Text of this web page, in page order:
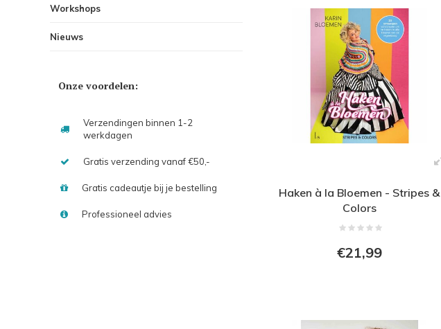
Workshops
Nieuws
Onze voordelen:
Verzendingen binnen 1-2
werkdagen
Gratis verzending vanaf €50,-
Gratis cadeautje bij je bestelling
Professioneel advies
Haken à la Bloemen - Stripes &
Colors
€21,99